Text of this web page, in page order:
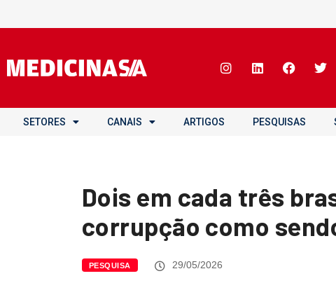
SETORES CANAIS ARTIGOS PESQUISAS
Dois em cada três
corrupção como
PESQUISA 29/05/2026